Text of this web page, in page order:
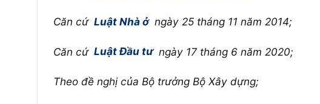
Căn cứ Luật Nhà ở ngày 25 tháng 11 năm 2014;
Căn cứ Luật Đầu tư ngày 17 tháng 6 năm 2020;
Theo đề nghị của Bộ trưởng Bộ Xây dựng;